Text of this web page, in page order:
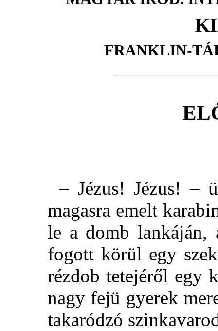
FRANKLIN-
– Jézus! Jézus! –
magasra emelt
le a domb lankáján,
fogott körül egy
rézdob tetejéről egy
nagy fejü gyerek
takaródzó